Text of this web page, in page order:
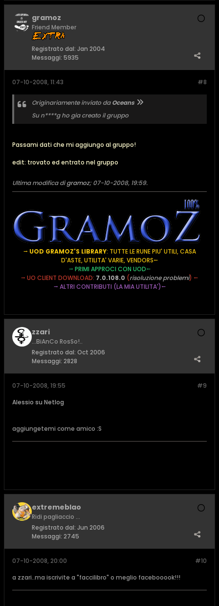
gramoz
Friend Member
Registrato dal: Jan 2004
Messaggi: 5935
#8
07-10-2008, 11:43
Originariamente inviato daOceans
Su n****g ho gia creato il gruppo
Passami dati che mi aggiungo al gruppo!
edit: trovato ed entrato nel gruppo
Ultima modifica digramoz; 07-10-2008, 19:59.
⭢ UOD GRAMOZ'S LIBRARY: TUTTE LE RUNE PIU' UTILI, CASA
D'ASTE, UTILITA' VARIE, VENDORS⭠
⭢ PRIMI APPROCI CON UOD⭠
⭢ UO CLIENT DOWNLOAD: 7.0.108.0 (risoluzione problemi) ⭠
⭢ ALTRI CONTRIBUTI (LA MIA UTILITA')⭠
zzari
...BiAnCo RosSo!..
Registrato dal: Oct 2006
Messaggi: 2828
#9
07-10-2008, 19:55
Alessio su Netlog
aggiungetemi come amico :S
extremeblao
Ridi pagliaccio ...
Registrato dal: Jun 2006
Messaggi: 2745
#10
07-10-2008, 20:00
a zzari..ma iscrivite a "faccilibro" o meglio facebooook!!!